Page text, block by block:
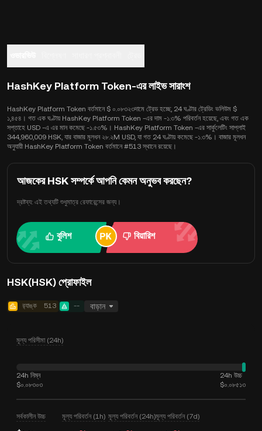
HashKey Platform Token-এর লাইভ সারাংশ
HashKey Platform Token বর্তমানে $ ০.০৮৩২৩দামে ট্রেড হচ্ছে, 24 ঘণ্টার ট্রেডিং ভলিউম $
১,৪৫৪। গত এক ঘণ্টায় HashKey Platform Token -এর দাম -১.৩% পরিবর্তন হয়েছে, এবং গত এক
সপ্তাহে USD -এ এর মান কমেছে -১.৫৩%। HashKey Platform Token -এর সার্কুলেটিং সাপ্লাই
344,960,009 HSK, যার বাজার মূলধন ২৮.২M USD, যা গত 24 ঘণ্টায় কমেছে -১.৩%। বাজার মূলধন
অনুযায়ী HashKey Platform Token বর্তমানে #513 স্থানে রয়েছে।
আজকের HSK সম্পর্কে আপনি কেমন অনুভব করছেন?
দ্রষ্টব্য: এই তথ্যটি শুধুমাত্র রেফারেন্সের জন্য।
বুলিশ বিয়ারিশ
HSK(HSK) প্রোফাইল
র‍্যাঙ্ক 513 -- বাড়ান
মূল্য পরিসীমা (24h)
24h নিম্ন
$০.০৮৩০৩
24h উচ্চ
$০.০৮৫১৩
সর্বকালীন উচ্চ মূল্য পরিবর্তন (1h) মূল্য পরিবর্তন (24h)মূল্য পরিবর্তন (7d)